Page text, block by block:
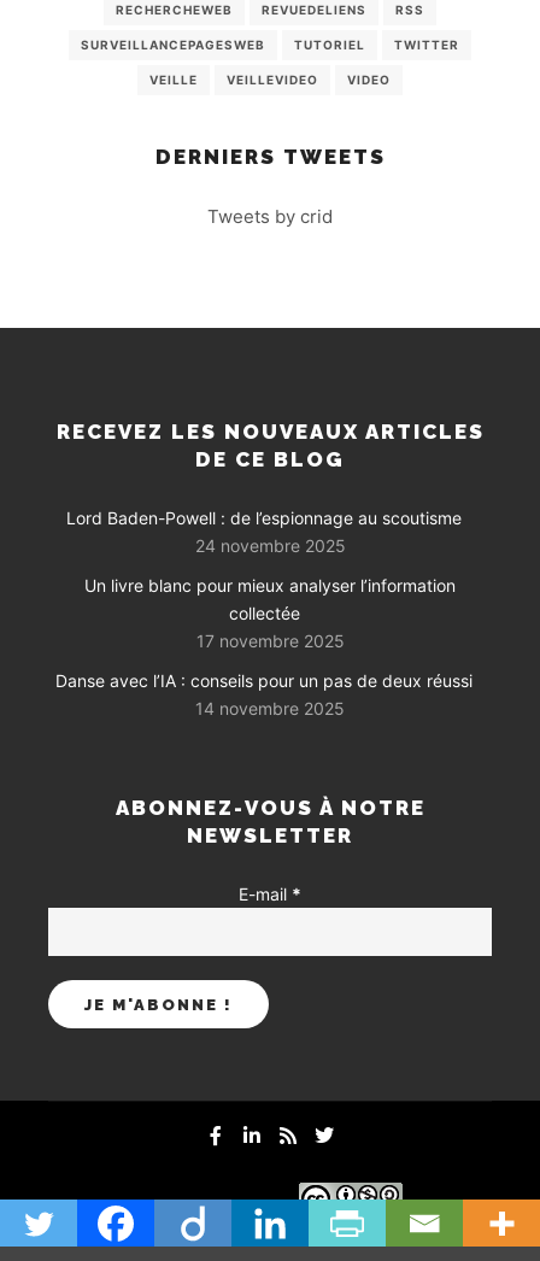
RECHERCHEWEB REVUEDELIENS RSS
SURVEILLANCEPAGESWEB TUTORIEL TWITTER
VEILLE VEILLEVIDEO VIDEO
DERNIERS TWEETS
Tweets by crid
RECEVEZ LES NOUVEAUX ARTICLES
DE CE BLOG
Lord Baden-Powell : de l’espionnage au scoutisme
24 novembre 2025
Un livre blanc pour mieux analyser l’information
collectée
17 novembre 2025
Danse avec l’IA : conseils pour un pas de deux réussi
14 novembre 2025
ABONNEZ-VOUS À NOTRE
NEWSLETTER
E-mail *
mentions-legales